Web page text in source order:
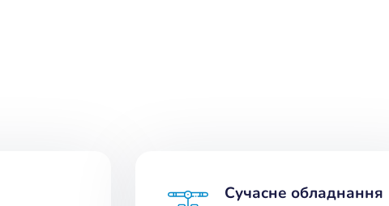
Сучасне обладнання